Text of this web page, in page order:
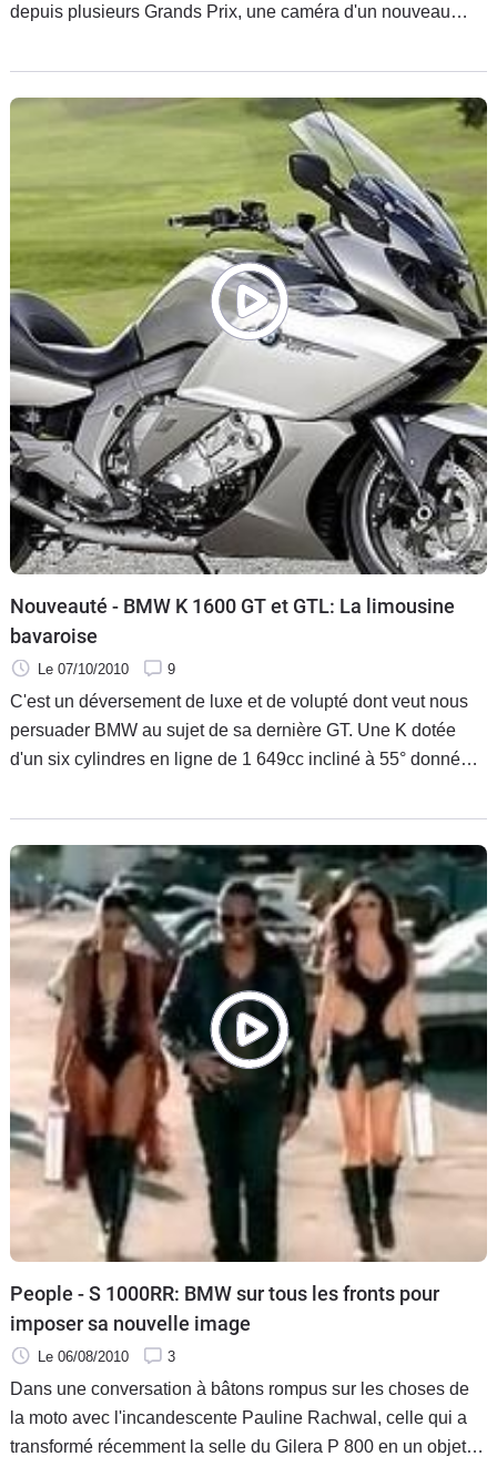
depuis plusieurs Grands Prix, une caméra d'un nouveau
catégorie reine, il s'agit de caméras gyroscopiques…
Longtemps filmées de l'extérieur, les courses de moto ont
pris une toute autre dimension lorsqu'est venue la mode des
Nouveauté - BMW K 1600 GT et GTL: La limousine
bavaroise
Le 07/10/2010 9
C'est un déversement de luxe et de volupté dont veut nous
persuader BMW au sujet de sa dernière GT. Une K dotée
d'un six cylindres en ligne de 1 649cc incliné à 55° donné
348 kilos, selon que le carénage soit frappé d'un GT ou d'un
GTL.
People - S 1000RR: BMW sur tous les fronts pour
imposer sa nouvelle image
Le 06/08/2010 3
Dans une conversation à bâtons rompus sur les choses de
la moto avec l'incandescente Pauline Rachwal, celle qui a
transformé récemment la selle du Gilera P 800 en un objet